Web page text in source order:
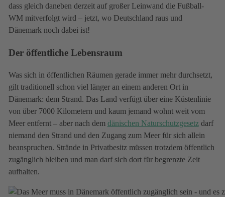
dass gleich daneben derzeit auf großer Leinwand die Fußball-
WM mitverfolgt wird – jetzt, wo Deutschland raus und
Dänemark noch dabei ist!
Der öffentliche Lebensraum
Was sich in öffentlichen Räumen gerade immer mehr durchsetzt,
gilt traditionell schon viel länger an einem anderen Ort in
Dänemark: dem Strand. Das Land verfügt über eine Küstenlinie
von über 7000 Kilometern und kaum jemand wohnt weit vom
Meer entfernt – aber nach dem dänischen Naturschutzgesetzdarf
niemand den Strand und den Zugang zum Meer für sich allein
beanspruchen. Strände in Privatbesitz müssen trotzdem öffentlich
zugänglich bleiben und man darf sich dort für begrenzte Zeit
aufhalten.